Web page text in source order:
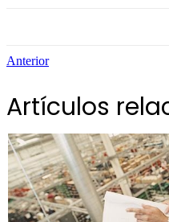
Anterior
Artículos